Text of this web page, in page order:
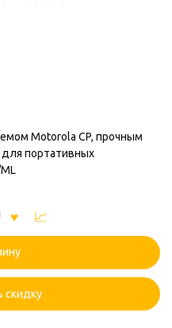
Motorola CP, прочным
портативных
скидку